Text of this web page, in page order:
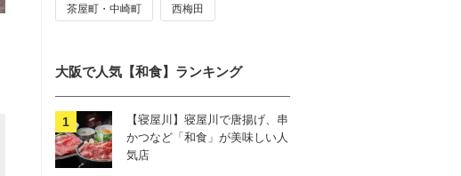
茶屋町・中崎町 西梅田
大阪で人気【和食】ランキング
【寝屋川】寝屋川で唐揚げ、串
かつなど「和食」が美味しい人
気店